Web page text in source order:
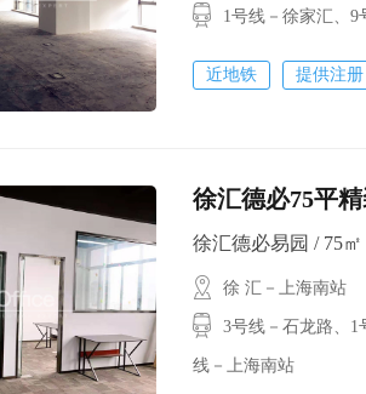
1号线－徐家汇
近地铁 提供注册
徐汇德必75平
徐汇德必易园 / 75㎡
徐 汇－上海南站
3号线－石龙路、1
线－上海南站